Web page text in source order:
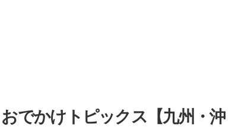
でかけトピックス【九州・沖